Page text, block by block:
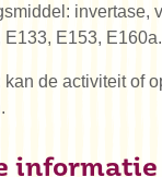
invertase,
E133, E153, E160a.
kan de activiteit of
informatie